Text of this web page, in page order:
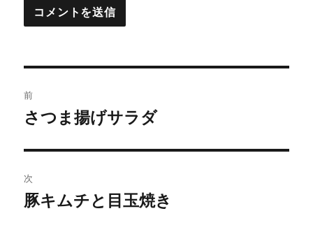
稿
ビ
ゲ
前
前
投
稿:
さつま揚げサラダ
次
次
豚キムチと目玉焼き